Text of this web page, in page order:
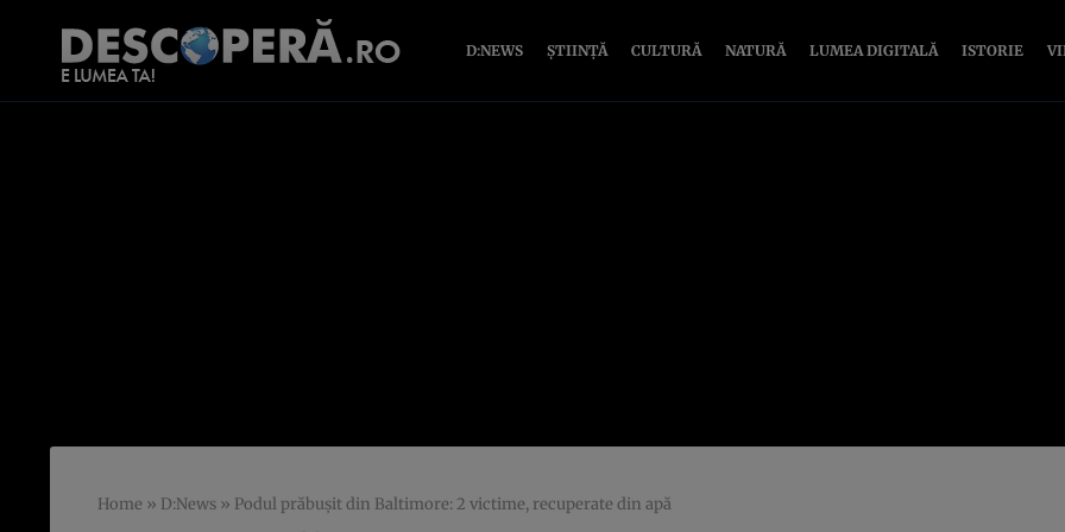
D:NEWS ȘTIINȚĂ CULTURĂ NATURĂ LUMEA DIGITALĂ ISTORIE
Home » D:News » Podul prăbușit din Baltimore: 2 victime, recuperate din apă